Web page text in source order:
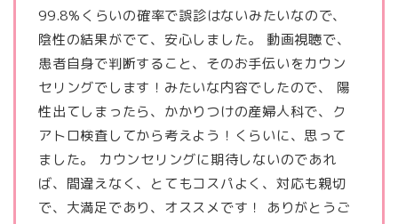
99.8%くらいの確率で誤診はないみたいなので、
陰性の結果がでて、安心しました。 動画視聴で、
患者自身で判断すること、そのお手伝いをカウン
セリングでします！みたいな内容でしたので、 陽
性出てしまったら、かかりつけの産婦人科で、ク
アトロ検査してから考えよう！くらいに、思って
ました。 カウンセリングに期待しないのであれ
ば、間違えなく、とてもコスパよく、対応も親切
で、大満足であり、オススメです！ ありがとうご